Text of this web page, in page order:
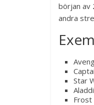
början av
andra
Star
Frost